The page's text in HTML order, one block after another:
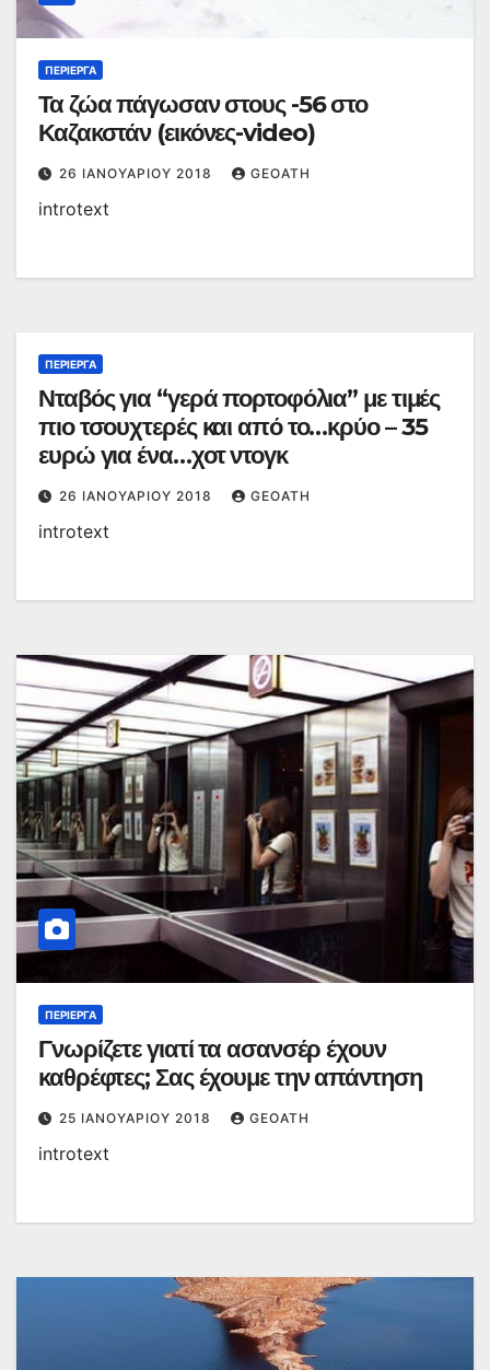
ΠΕΡΊΕΡΓΑ
Τα ζώα πάγωσαν στους -56 στο
Καζακστάν (εικόνες-video)
26 ΙΑΝΟΥΑΡΊΟΥ 2018 GEOATH
introtext
ΠΕΡΊΕΡΓΑ
Νταβός για “γερά πορτοφόλια” με τιμές
πιο τσουχτερές και από το…κρύο – 35
ευρώ για ένα…χοτ ντογκ
26 ΙΑΝΟΥΑΡΊΟΥ 2018 GEOATH
introtext
ΠΕΡΊΕΡΓΑ
Γνωρίζετε γιατί τα ασανσέρ έχουν
καθρέφτες; Σας έχουμε την απάντηση
25 ΙΑΝΟΥΑΡΊΟΥ 2018 GEOATH
introtext